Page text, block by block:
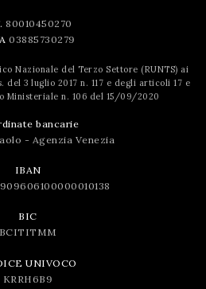
80010450270
03885730279
Nazionale del Terzo Settore (RUNTS) ai
del 3 luglio 2017 n. 117 e degli articoli 17 e
Ministeriale n. 106 del 15/09/2020
bancarie
- Agenzia Venezia
IBAN
BIC
BCITITMM
UNIVOCO
KRRH6B9